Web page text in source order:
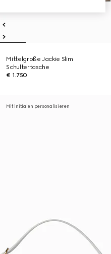
Mittelgroße Jackie Slim
Schultertasche
€ 1.750
Mit Initialen personalisieren